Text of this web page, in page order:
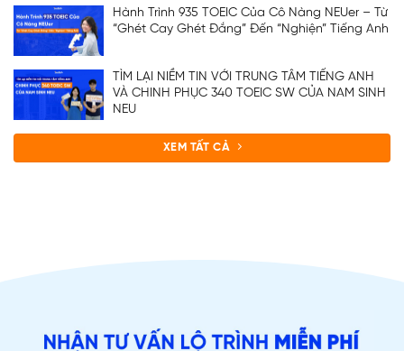
Hành Trình 935 TOEIC Của Cô Nàng NEUer – Từ
“Ghét Cay Ghét Đắng” Đến “Nghiện” Tiếng Anh
TÌM LẠI NIỀM TIN VỚI TRUNG TÂM TIẾNG ANH
VÀ CHINH PHỤC 340 TOEIC SW CỦA NAM SINH
NEU
XEM TẤT CẢ